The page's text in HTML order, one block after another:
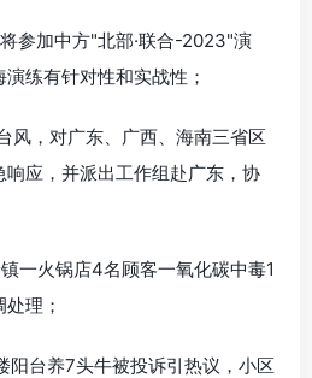
参加中方"北部·联合-2023"演
练有针对性和实战性；
风，对广东、广西、海南三省区
响应，并派出工作组赴广东，协
一火锅店4名顾客一氧化碳中毒1
理；
阳台养7头牛被投诉引热议，小区